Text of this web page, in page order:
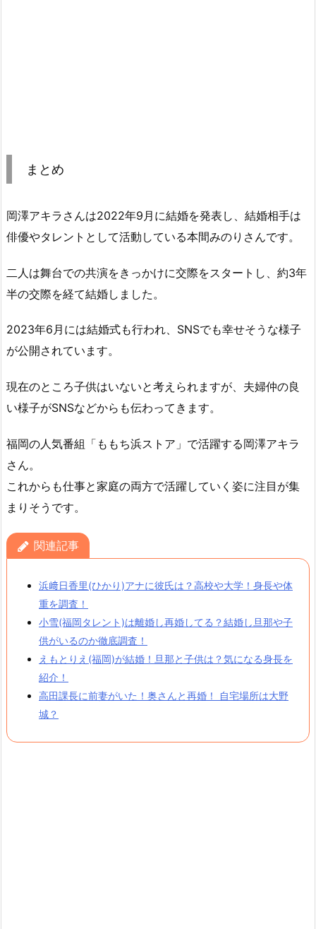
まとめ
岡澤アキラさんは2022年9月に結婚を発表し、結婚相手は
俳優やタレントとして活動している本間みのりさんです。
二人は舞台での共演をきっかけに交際をスタートし、約3年
半の交際を経て結婚しました。
2023年6月には結婚式も行われ、SNSでも幸せそうな様子
が公開されています。
現在のところ子供はいないと考えられますが、夫婦仲の良
い様子がSNSなどからも伝わってきます。
福岡の人気番組「ももち浜ストア」で活躍する岡澤アキラ
さん。
これからも仕事と家庭の両方で活躍していく姿に注目が集
まりそうです。
関連記事
浜﨑日香里(ひかり)アナに彼氏は？高校や大学！身長や体
重を調査！
小雪(福岡タレント)は離婚し再婚してる？結婚し旦那や子
供がいるのか徹底調査！
えもとりえ(福岡)が結婚！旦那と子供は？気になる身長を
紹介！
高田課長に前妻がいた！奥さんと再婚！ 自宅場所は大野
城？